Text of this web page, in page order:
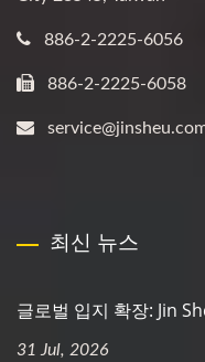
886-2-2225-6056
886-2-2225-6058
최신 뉴스
글로벌 입지 확장: Jin
31 Jul, 2026